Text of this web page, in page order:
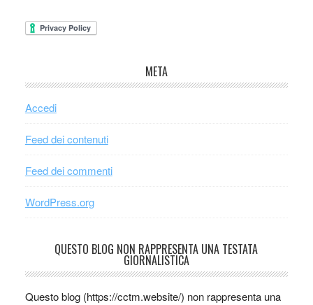
META
Accedi
Feed dei contenuti
Feed dei commenti
WordPress.org
QUESTO BLOG NON RAPPRESENTA UNA TESTATA
GIORNALISTICA
Questo blog (https://cctm.website/) non rappresenta una